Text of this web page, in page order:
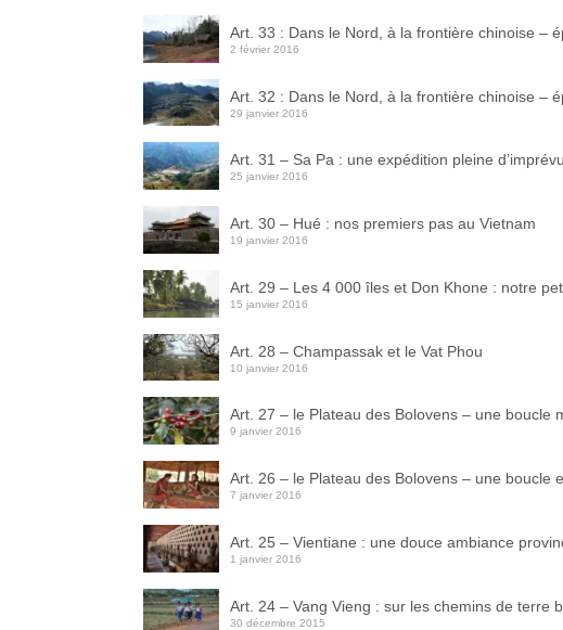
Art. 33 : Dans le Nord, à la frontière chinoise –
2 février 2016
Art. 32 : Dans le Nord, à la frontière chinoise –
29 janvier 2016
Art. 31 – Sa Pa : une expédition pleine
25 janvier 2016
Art. 30 – Hué : nos premiers pas au Vietnam
19 janvier 2016
Art. 29 – Les 4 000 îles et Don Khone : notre
15 janvier 2016
Art. 28 – Champassak et le Vat Phou
10 janvier 2016
Art. 27 – le Plateau des Bolovens – une boucle
9 janvier 2016
Art. 26 – le Plateau des Bolovens – une boucle
7 janvier 2016
Art. 25 – Vientiane : une douce ambiance
1 janvier 2016
Art. 24 – Vang Vieng : sur les chemins de terre
30 décembre 2015